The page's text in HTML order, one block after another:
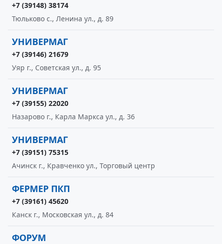
+7 (39148) 38174
Тюльково с., Ленина ул., д. 89
УНИВЕРМАГ
+7 (39146) 21679
Уяр г., Советская ул., д. 95
УНИВЕРМАГ
+7 (39155) 22020
Назарово г., Карла Маркса ул., д. 36
УНИВЕРМАГ
+7 (39151) 75315
Ачинск г., Кравченко ул., Торговый центр
ФЕРМЕР ПКП
+7 (39161) 45620
Канск г., Московская ул., д. 84
ФОРУМ